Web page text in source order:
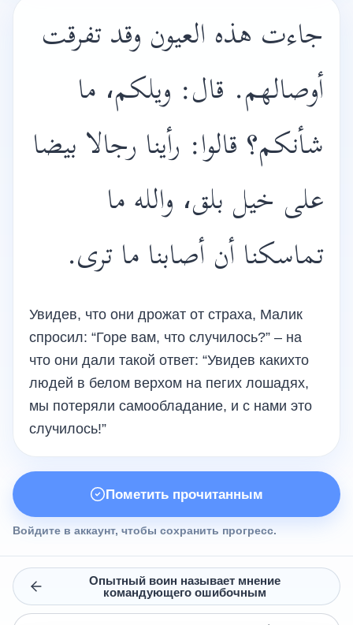
جاءت هذه العيون وقد تفرقت
أوصالهم. قال: ويلكم، ما
شأنكم؟ قالوا: رأينا رجالا بيضا
على خيل بلق، والله ما
تماسكنا أن أصابنا ما ترى.
Увидев, что они дрожат от страха, Малик
спросил: “Горе вам, что случилось?” – на
что они дали такой ответ: “Увидев какихто
людей в белом верхом на пегих лошадях,
мы потеряли самообладание, и с нами это
случилось!”
Пометить прочитанным
Войдите в аккаунт, чтобы сохранить прогресс.
Опытный воин называет мнение
командующего ошибочным